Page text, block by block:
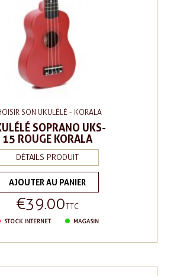
SON UKULÉLÉ - KORALA
SOPRANO UKS-
15 ROUGE KORALA
DÉTAILS PRODUIT
AJOUTER AU PANIER
Price
€39.00TTC
STOCK INTERNET MAGASIN